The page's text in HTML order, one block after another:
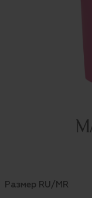
Размер RU/MR